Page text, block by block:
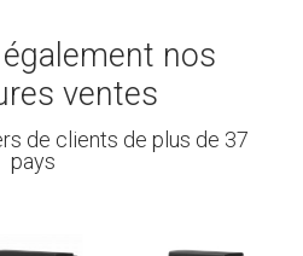
nos
ventes
de clients de plus de 37
pays